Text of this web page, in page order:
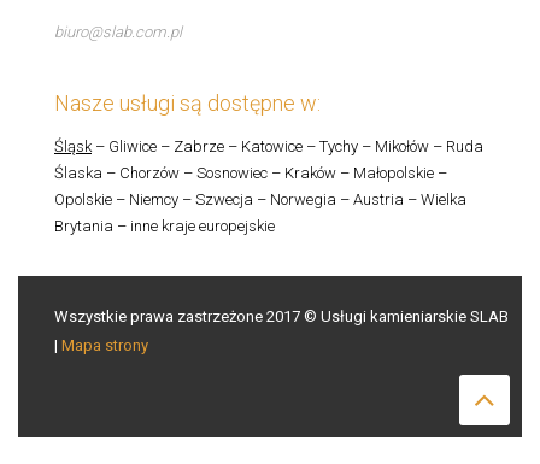
biuro@slab.com.pl
Nasze usługi są dostępne w:
Śląsk – Gliwice – Zabrze – Katowice – Tychy – Mikołów – Ruda
Ślaska – Chorzów – Sosnowiec – Kraków – Małopolskie –
Opolskie – Niemcy – Szwecja – Norwegia – Austria – Wielka
Brytania – inne kraje europejskie
Wszystkie prawa zastrzeżone 2017 © Usługi kamieniarskie SLAB
| Mapa strony